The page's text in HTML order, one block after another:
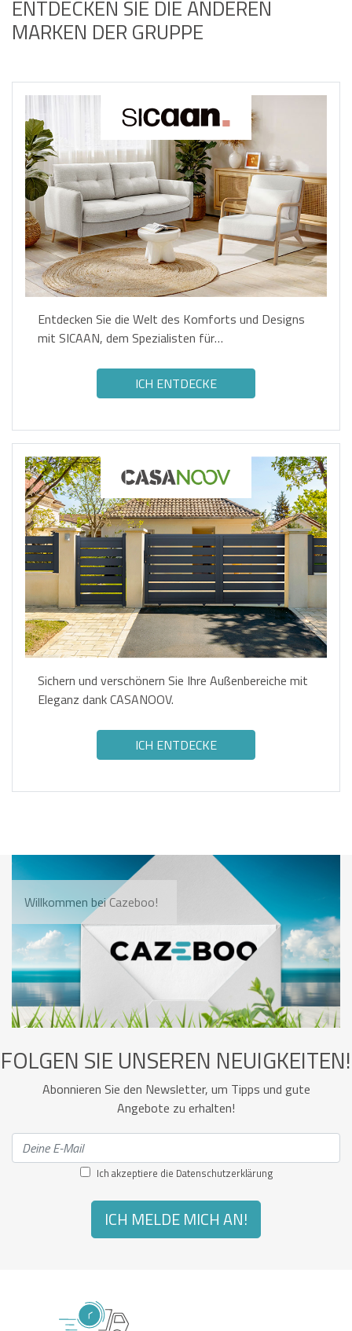
ENTDECKEN SIE DIE ANDEREN
MARKEN DER GRUPPE
Entdecken Sie die Welt des Komforts und Designs
mit SICAAN, dem Spezialisten für
ICH ENTDECKE
Sichern und verschönern Sie Ihre Außenbereiche mit
Eleganz dank CASANOOV.
ICH ENTDECKE
Willkommen bei Cazeboo!
FOLGEN SIE UNSEREN NEUIGKEITEN!
Abonnieren Sie den Newsletter, um Tipps und gute
Angebote zu erhalten!
Ich akzeptiere die Datenschutzerklärung
ICH MELDE MICH AN!